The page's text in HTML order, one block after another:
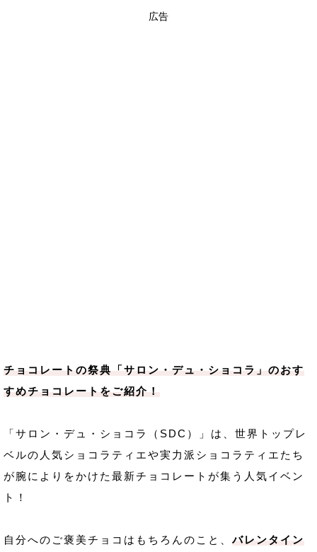
広告
チョコレートの祭典「サロン・デュ・ショコラ」のおす
すめチョコレートをご紹介！
「サロン・デュ・ショコラ（SDC）」は、世界トップレ
ベルの人気ショコラティエや実力派ショコラティエたち
が腕によりをかけた最新チョコレートが集う人気イベン
ト！
自分へのご褒美チョコはもちろんのこと、バレンタイン